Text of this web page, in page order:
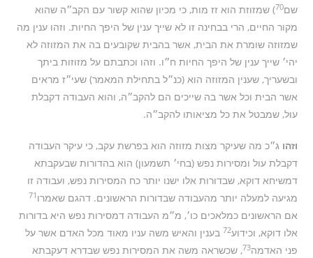
שם70) שמזוזת הוא זז מות, כי מכיון שהוא קשור עם הקב״ה שהוא
מקור החיים, הרי בבחינה זו לא שייך ענין של היפך החיות. וזהו ענין מה
שמזוזה שומרת את הבית, אשר בהבית שקובעים בה את המזוזה לא
יהי׳ שייך ענין של היפך החיות ח״ו. וזהו וכתבתם על מזוזות ביתך
ובשעריך, שענין המזוזה הוא (כנ״ל בתחילת המאמר) שעי״ז מראים
אשר הבית וכל אשר בה שייכים הם להקב״ה, והוא העבודה דקבלת
עול, שמבטל את כל מציאותו להקב״ה.
וזהוג״כ מה שעיקר מצות מזוזה הוא בפרשת עקב, כי עיקר העבודה
דקבלת עול ומסירות נפש (בחי׳ תשמעון) הוא בהדורות שבעקבתא
דמשיחא דוקא, שבדורות אלו ישנו יותר כח המסירות נפש, ועבודה זו
מגיעה למעלה יותר מהעבודה שבדורות הראשונים. דהגם שאמרו 71
אם הראשונים כמלאכים כו׳, מ״מ העבודה דמסירות נפש היא בדורות
אלו דוקא, וכידוע72 בענין והאיש משה עניו מאוד מכל האדם אשר על
פני האדמה73, שכשראה משה את המסירות נפש שבדרא דעקבתא